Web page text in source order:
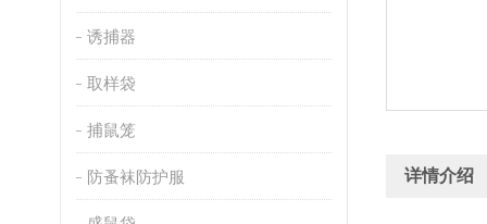
诱捕器
取样袋
捕鼠笼
防蚤袜防护服 详情介绍